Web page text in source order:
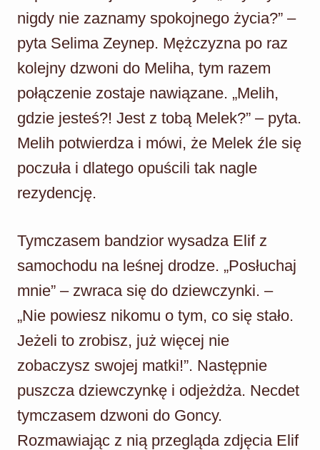
nigdy nie zaznamy spokojnego życia?” –
pyta Selima Zeynep. Mężczyzna po raz
kolejny dzwoni do Meliha, tym razem
połączenie zostaje nawiązane. „Melih,
gdzie jesteś?! Jest z tobą Melek?” – pyta.
Melih potwierdza i mówi, że Melek źle się
poczuła i dlatego opuścili tak nagle
rezydencję.
Tymczasem bandzior wysadza Elif z
samochodu na leśnej drodze. „Posłuchaj
mnie” – zwraca się do dziewczynki. –
„Nie powiesz nikomu o tym, co się stało.
Jeżeli to zrobisz, już więcej nie
zobaczysz swojej matki!”. Następnie
puszcza dziewczynkę i odjeżdża. Necdet
tymczasem dzwoni do Goncy.
Rozmawiając z nią przegląda zdjęcia Elif